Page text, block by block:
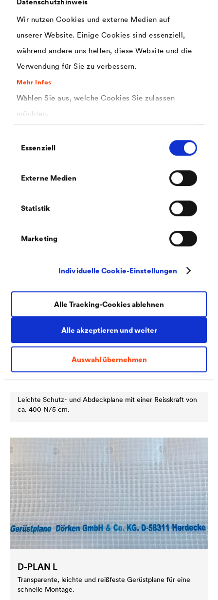
Wir nutzen Cookies und externe Medien auf
unserer Website. Einige Cookies sind essenziell,
während andere uns helfen, diese Website und die
Verwendung für Sie zu verbessern.
Mehr Infos
Wählen Sie aus, welche Cookies Sie zulassen
möchten.
Essenziell
Externe Medien
Statistik
Marketing
Individuelle Cookie-Einstellungen
Alle akzeptieren und weiter
Auswahl übernehmen
Alle Tracking-Cookies ablehnen
Starke Plane für alle Steildachsanierungen oder -neubauten
Witterungseinflüssen.
DELTA® -PLAN 1000 PLUS
mit hoher mechanischer Beanspruchung. Gitterverstärkt
mit einer Reißkraft von ca. 450 N/5 cm.
Leichte Schutz- und Abdeckplane mit einer Reisskraft von
ca. 400 N/5 cm.
D-PLAN L
Transparente, leichte und reißfeste Gerüstplane für eine
schnelle Montage.